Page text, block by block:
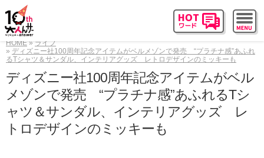
HOME
ライフ
ディズニー社100周年記念アイテムがベルメゾンで発売 “プラチナ感”あふれ
るTシャツ＆サンダル、インテリアグッズ レトロデザインのミッキーも
ディズニー社100周年記念アイテムがベル
メゾンで発売 “プラチナ感”あふれるTシ
ャツ＆サンダル、インテリアグッズ レ
トロデザインのミッキーも